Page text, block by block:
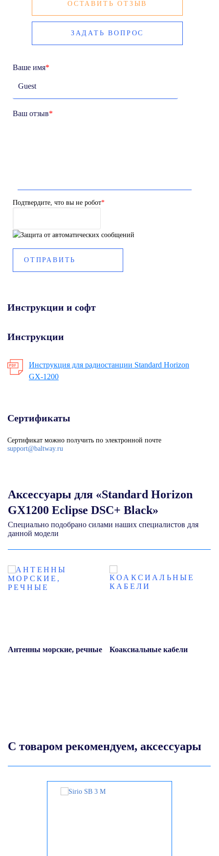
ОСТАВИТЬ ОТЗЫВ
ЗАДАТЬ ВОПРОС
Ваше имя*
Ваш отзыв*
Подтвердите, что вы не робот*
Инструкции и софт
Инструкции
Инструкция для радиостанции Standard Horizon
GX-1200
Сертификаты
Сертификат можно получить по электронной почте
support@baltway.ru
Аксессуары для «Standard Horizon
GX1200 Eclipse DSC+ Black»
Специально подобрано силами наших специалистов для
данной модели
Антенны морские, речные Коаксиальные кабели
С товаром рекомендуем, аксессуары